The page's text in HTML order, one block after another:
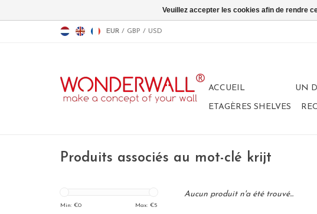
EUR / GBP / USD
ACCUEIL UN
ETAGÈRES SHELVES
Produits associés au mot-clé krijt
Min: €0 Max: €5
Aucun produit n'a été trouvé...
Veuillez accepter les cookies afin de rendre